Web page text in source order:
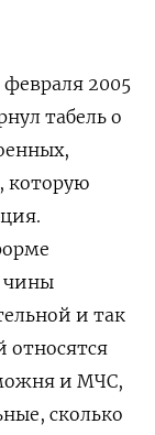
февраля 2005
табель о
которую
чины
и так
относятся
и МЧС,
сколько